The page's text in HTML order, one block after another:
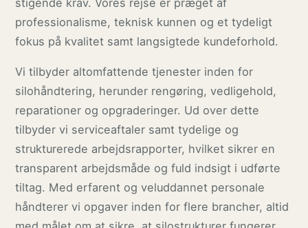
stigende krav. Vores rejse er præget af
professionalisme, teknisk kunnen og et tydeligt
fokus på kvalitet samt langsigtede kundeforhold.
Vi tilbyder altomfattende tjenester inden for
silohåndtering, herunder rengøring, vedligehold,
reparationer og opgraderinger. Ud over dette
tilbyder vi serviceaftaler samt tydelige og
strukturerede arbejdsrapporter, hvilket sikrer en
transparent arbejdsmåde og fuld indsigt i udførte
tiltag. Med erfarent og veluddannet personale
håndterer vi opgaver inden for flere brancher, altid